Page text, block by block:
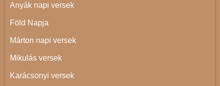
Anyák napi versek
Föld Napja
Márton napi versek
Mikulás versek
Karácsonyi versek